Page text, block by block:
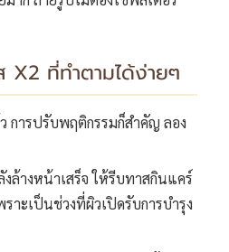
X2 ที่ทำตามได้ง่ายๆ
การปรับพฤติกรรมก็สำคัญ ลอง
งล้างหน้าเสร็จ ให้รีบทาสกินแคร์
าะเป็นช่วงที่ผิวเปิดรับการบำรุง